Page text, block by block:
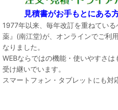
見積書がお手もとにある
1977年以来、毎年改訂を重ねてい
薬』(南江堂)が、オンラインでご利
なりました。
WEBならではの機能・使いやすさ
受け継いでいます。
スマートフォン・タブレットにも対